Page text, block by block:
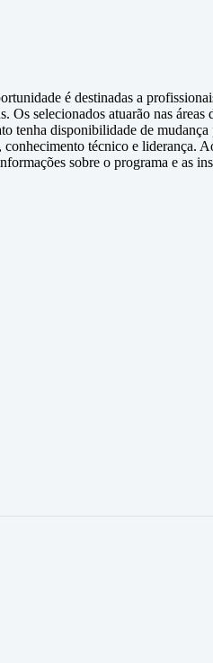
é destinadas a
selecionados atuarão nas áreas
tenha disponibilidade de mudança
conhecimento técnico e liderança.
sobre o programa e as